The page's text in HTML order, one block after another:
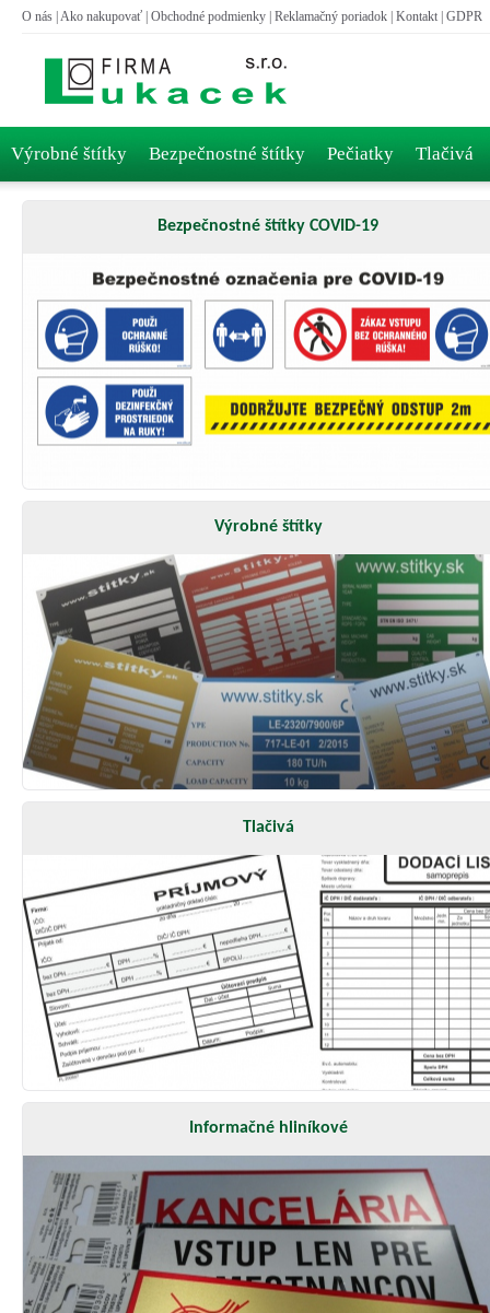
O nás Ako nakupovať Obchodné podmienky Reklamačný poriadok Kontakt GDPR
Výrobné štítky Bezpečnostné štítky Pečiatky Tlačivá
Bezpečnostné štítky COVID-19
Výrobné štítky
Tlačivá
Informačné hliníkové